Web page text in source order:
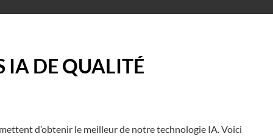
IA DE QUALITÉ
d’obtenir le meilleur de notre technologie IA. Voici